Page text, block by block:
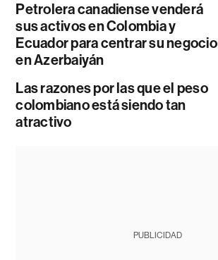
Petrolera canadiense venderá
sus activos en Colombia y
Ecuador para centrar su negocio
en Azerbaiyán
Las razones por las que el peso
colombiano está siendo tan
atractivo
PUBLICIDAD